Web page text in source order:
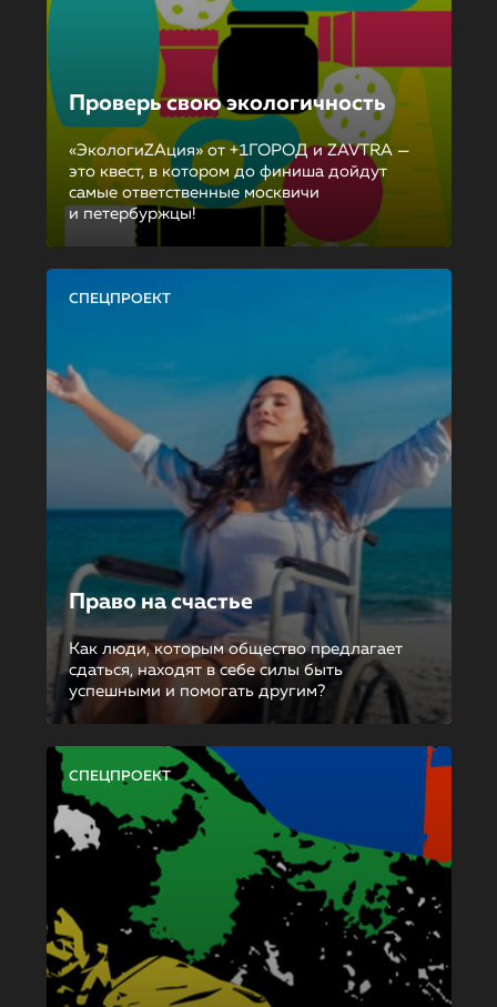
Проверь свою экологичность
«ЭкологиZAция» от +1ГОРОД и ZAVTRA —
это квест, в котором до финиша дойдут
самые ответственные москвичи
и петербуржцы!
СПЕЦПРОЕКТ
Право на счастье
Как люди, которым общество предлагает
сдаться, находят в себе силы быть
успешными и помогать другим?
СПЕЦПРОЕКТ